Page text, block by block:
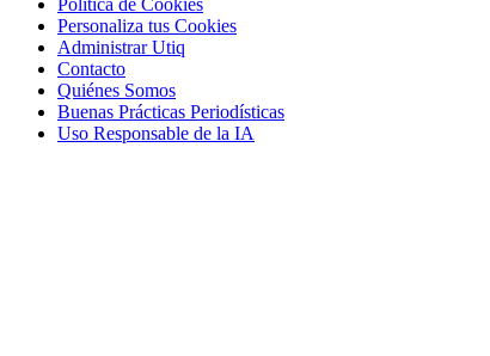
Política de Cookies
Personaliza tus Cookies
Administrar Utiq
Contacto
Quiénes Somos
Buenas Prácticas Periodísticas
Uso Responsable de la IA